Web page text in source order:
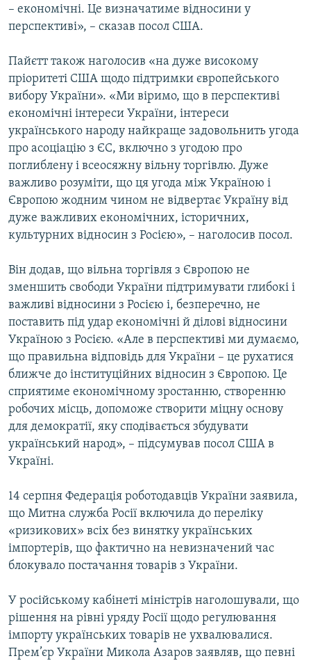
– економічні. Це визначатиме відносини у
перспективі», – сказав посол США.
Пайєтт також наголосив «на дуже високому
пріоритеті США щодо підтримки європейського
вибору України». «Ми віримо, що в перспективі
економічні інтереси України, інтереси
українського народу найкраще задовольнить угода
про асоціацію з ЄС, включно з угодою про
поглиблену і всеосяжну вільну торгівлю. Дуже
важливо розуміти, що ця угода між Україною і
Європою жодним чином не відвертає Україну від
дуже важливих економічних, історичних,
культурних відносин з Росією», – наголосив посол.
Він додав, що вільна торгівля з Європою не
зменшить свободи України підтримувати глибокі і
важливі відносини з Росією і, безперечно, не
поставить під удар економічні й ділові відносини
Україною з Росією. «Але в перспективі ми думаємо,
що правильна відповідь для України – це рухатися
ближче до інституційних відносин з Європою. Це
сприятиме економічному зростанню, створенню
робочих місць, допоможе створити міцну основу
для демократії, яку сподівається збудувати
український народ», – підсумував посол США в
Україні.
14 серпня Федерація роботодавців України заявила,
що Митна служба Росії включила до переліку
«ризикових» всіх без винятку українських
імпортерів, що фактично на невизначений час
блокувало постачання товарів з України.
У російському кабінеті міністрів наголошували, що
рішення на рівні уряду Росії щодо регулювання
імпорту українських товарів не ухвалювалися.
Прем’єр України Микола Азаров заявляв, що певні